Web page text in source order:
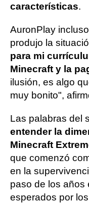
características.
AuronPlay
produjo la
para mi
Minecraft y la
ilusión, es algo
muy bonito",
Las palabras del
entender la
Minecraft
que comenzó
en la
paso de los años
esperados por